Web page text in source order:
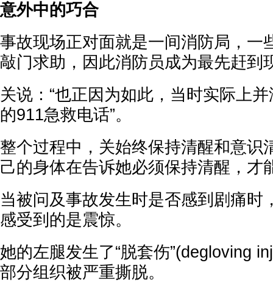
意外中的巧合
事故现场正对面就是一间消防局，一
敲门求助，因此消防员成为最先赶到
关说：“也正因为如此，当时实际上
的911急救电话”。
整个过程中，关始终保持清醒和意识
己的身体在告诉她必须保持清醒，才
当被问及事故发生时是否感到剧痛时
感受到的是震惊。
她的左腿发生了“脱套伤”(degloving
部分组织被严重撕脱。